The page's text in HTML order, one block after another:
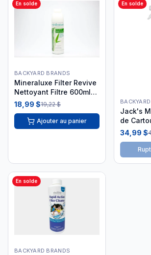
En solde
BACKYARD BRANDS
Mineraluxe Filter Revive
Nettoyant Filtre 600ml
DML09536
18,99 $19,22 $
Ajouter au panier
En solde
Jack's
de
34,99 $
En solde
BACKYARD BRANDS